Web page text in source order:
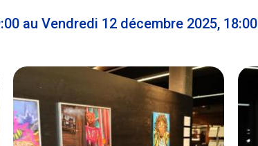
au Vendredi 12 décembre 2025, 18:00